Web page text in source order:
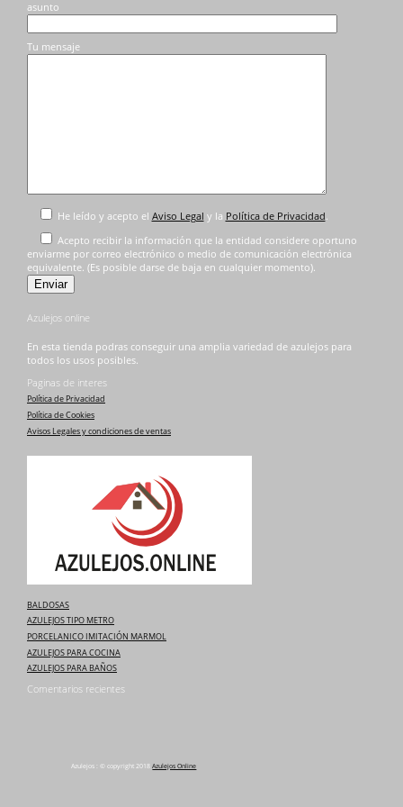
asunto
Tu mensaje
He leído y acepto el Aviso Legal y la Política de Privacidad
Acepto recibir la información que la entidad considere oportuno
enviarme por correo electrónico o medio de comunicación electrónica
equivalente. (Es posible darse de baja en cualquier momento).
Azulejos online
En esta tienda podras conseguir una amplia variedad de azulejos para
todos los usos posibles.
Paginas de interes
Política de Privacidad
Política de Cookies
Avisos Legales y condiciones de ventas
BALDOSAS
AZULEJOS TIPO METRO
PORCELANICO IMITACIÓN MARMOL
AZULEJOS PARA COCINA
AZULEJOS PARA BAÑOS
Comentarios recientes
Azulejos : © copyright 2018Azulejos Online